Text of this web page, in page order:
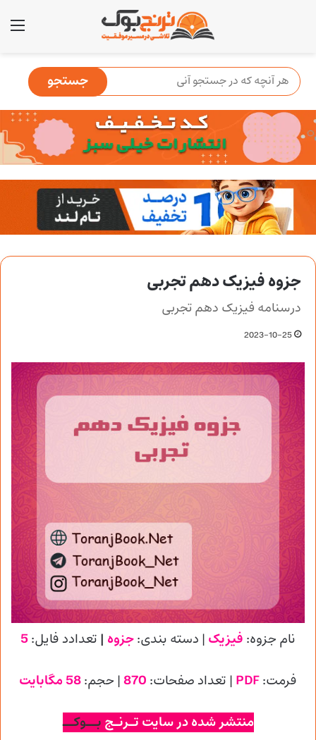
جزوه فیزیک دهم تجربی
درسنامه فیزیک دهم تجربی
2023-10-25
نام جزوه: فیزیک | دسته بندی:جزوه | تعدادد فایل:
فرمت:PDF | تعداد صفحات: 870| حجم:58 مگابایت
منتشر شده در سایت تـرنـج بــوکــ